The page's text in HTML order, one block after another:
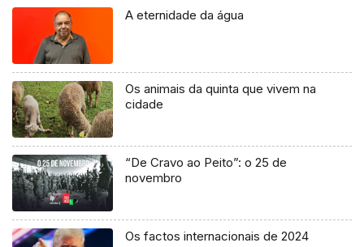
A eternidade da água
Os animais da quinta que vivem na
cidade
“De Cravo ao Peito”: o 25 de
novembro
Os factos internacionais de 2024